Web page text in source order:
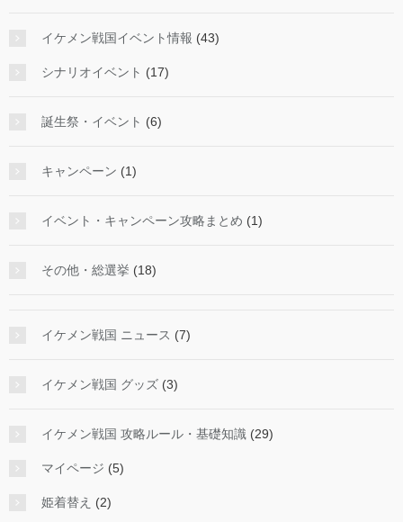
イケメン戦国イベント情報 (43)
シナリオイベント (17)
誕生祭・イベント (6)
キャンペーン (1)
イベント・キャンペーン攻略まとめ (1)
その他・総選挙 (18)
イケメン戦国 ニュース (7)
イケメン戦国 グッズ (3)
イケメン戦国 攻略ルール・基礎知識 (29)
マイページ (5)
姫着替え (2)